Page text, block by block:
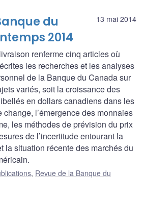
13 mai 2014
du
2014
renferme cinq articles où
les recherches et les analyses
de la Banque du Canada sur
variés, soit la croissance des
en dollars canadiens dans les
l’émergence des monnaies
les méthodes de prévision du prix
de l’incertitude entourant la
la situation récente des marchés du
, Revue de la Banque du